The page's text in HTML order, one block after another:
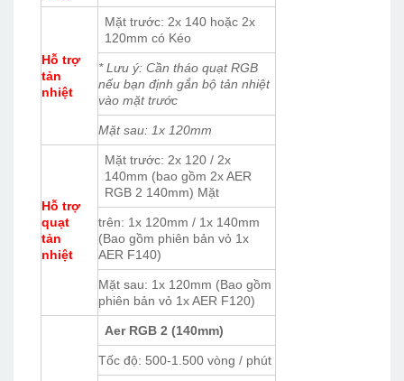
Hỗ trợ
tản
nhiệt
Mặt trước: 2x 140 hoặc 2x
120mm có Kéo
* Lưu ý: Cần tháo quạt RGB
nếu bạn định gắn bộ tản nhiệt
vào mặt trước
Mặt sau: 1x 120mm
Hỗ trợ
quạt
tản
nhiệt
Mặt trước: 2x 120 / 2x
140mm (bao gồm 2x AER
RGB 2 140mm) Mặt
trên: 1x 120mm / 1x 140mm
(Bao gồm phiên bản vỏ 1x
AER F140)
Mặt sau: 1x 120mm (Bao gồm
phiên bản vỏ 1x AER F120)
Aer RGB 2 (140mm)
Tốc độ: 500-1.500 vòng / phút